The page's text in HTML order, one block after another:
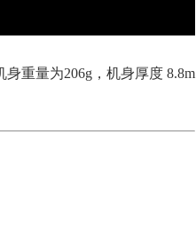
重量为206g，机身厚度 8.8m